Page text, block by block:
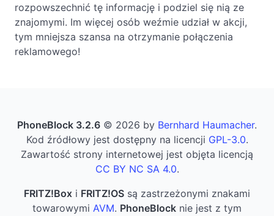
rozpowszechnić tę informację i podziel się nią ze
znajomymi. Im więcej osób weźmie udział w akcji,
tym mniejsza szansa na otrzymanie połączenia
reklamowego!
PhoneBlock 3.2.6 © 2026 by Bernhard Haumacher.
Kod źródłowy jest dostępny na licencji GPL-3.0.
Zawartość strony internetowej jest objęta licencją
CC BY NC SA 4.0.
FRITZ!Box i FRITZ!OS są zastrzeżonymi znakami
towarowymi AVM. PhoneBlock nie jest z tym